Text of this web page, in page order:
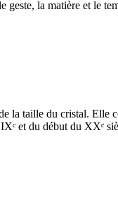
la matière et le
taille du cristal. Elle
et du début du XXᵉ